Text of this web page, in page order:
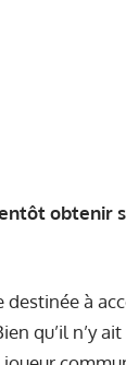
obtenir
destinée à
qu’il n’y